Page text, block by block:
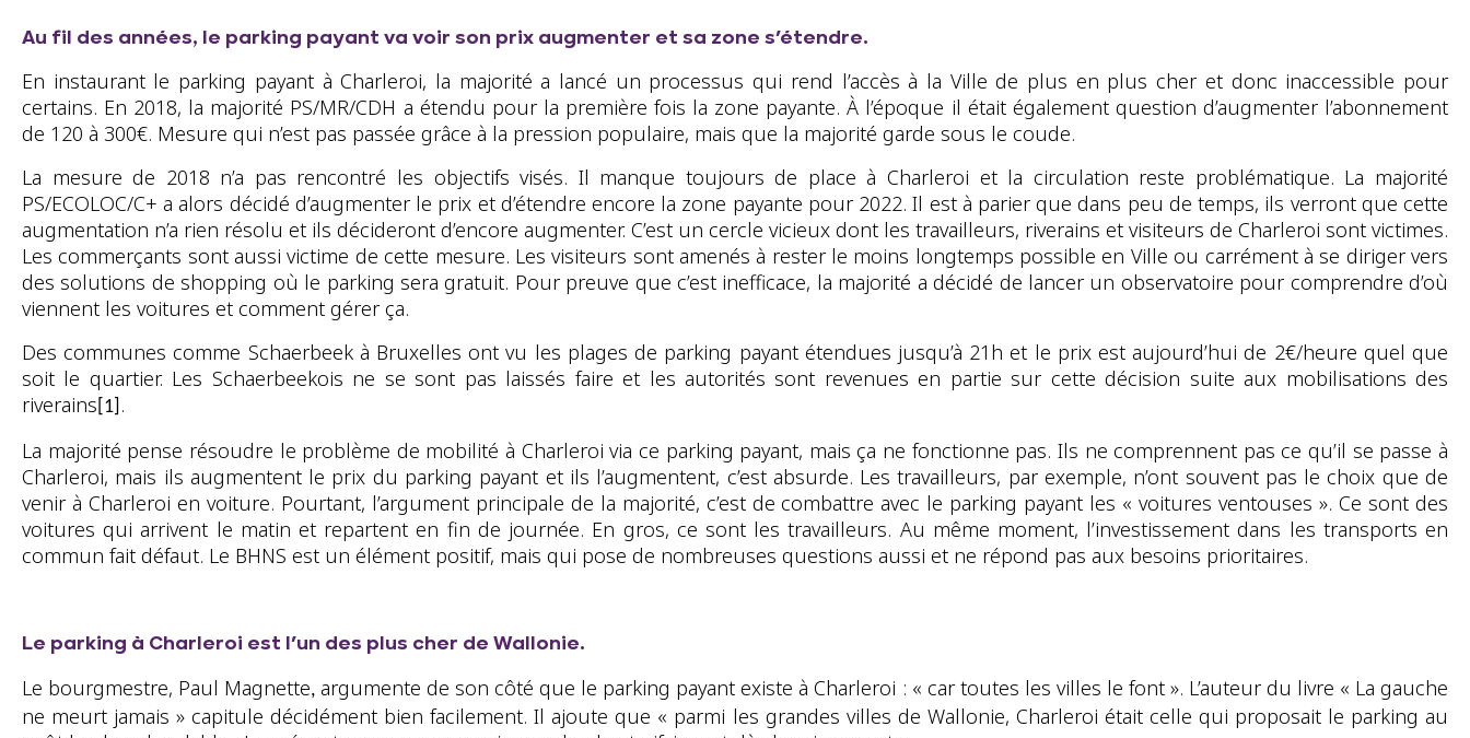
Au fil des années, le parking payant va voir son prix augmenter et sa zone s’étendre.
En instaurant le parking payant à Charleroi, la majorité a lancé un processus qui rend l’accès à la Ville de plus en plus cher et donc inaccessible pour
certains. En 2018, la majorité PS/MR/CDH a étendu pour la première fois la zone payante. À l’époque il était également question d’augmenter l’abonnement
de 120 à 300€. Mesure qui n’est pas passée grâce à la pression populaire, mais que la majorité garde sous le coude.
La mesure de 2018 n’a pas rencontré les objectifs visés. Il manque toujours de place à Charleroi et la circulation reste problématique. La majorité
PS/ECOLOC/C+ a alors décidé d’augmenter le prix et d’étendre encore la zone payante pour 2022. Il est à parier que dans peu de temps, ils verront que cette
augmentation n’a rien résolu et ils décideront d’encore augmenter. C’est un cercle vicieux dont les travailleurs, riverains et visiteurs de Charleroi sont victimes.
Les commerçants sont aussi victime de cette mesure. Les visiteurs sont amenés à rester le moins longtemps possible en Ville ou carrément à se diriger vers
des solutions de shopping où le parking sera gratuit. Pour preuve que c’est inefficace, la majorité a décidé de lancer un observatoire pour comprendre d’où
viennent les voitures et comment gérer ça.
Des communes comme Schaerbeek à Bruxelles ont vu les plages de parking payant étendues jusqu’à 21h et le prix est aujourd’hui de 2€/heure quel que
soit le quartier. Les Schaerbeekois ne se sont pas laissés faire et les autorités sont revenues en partie sur cette décision suite aux mobilisations des
riverains [1] .
La majorité pense résoudre le problème de mobilité à Charleroi via ce parking payant, mais ça ne fonctionne pas. Ils ne comprennent pas ce qu’il se passe à
Charleroi, mais ils augmentent le prix du parking payant et ils l’augmentent, c’est absurde. Les travailleurs, par exemple, n’ont souvent pas le choix que de
venir à Charleroi en voiture. Pourtant, l’argument principale de la majorité, c’est de combattre avec le parking payant les « voitures ventouses ». Ce sont des
voitures qui arrivent le matin et repartent en fin de journée. En gros, ce sont les travailleurs. Au même moment, l’investissement dans les transports en
commun fait défaut. Le BHNS est un élément positif, mais qui pose de nombreuses questions aussi et ne répond pas aux besoins prioritaires.
Le parking à Charleroi est l’un des plus cher de Wallonie.
Le bourgmestre, Paul Magnette, argumente de son côté que le parking payant existe à Charleroi : « car toutes les villes le font ». L’auteur du livre « La gauche
ne meurt jamais » capitule décidément bien facilement. Il ajoute que « parmi les grandes villes de Wallonie, Charleroi était celle qui proposait le parking au